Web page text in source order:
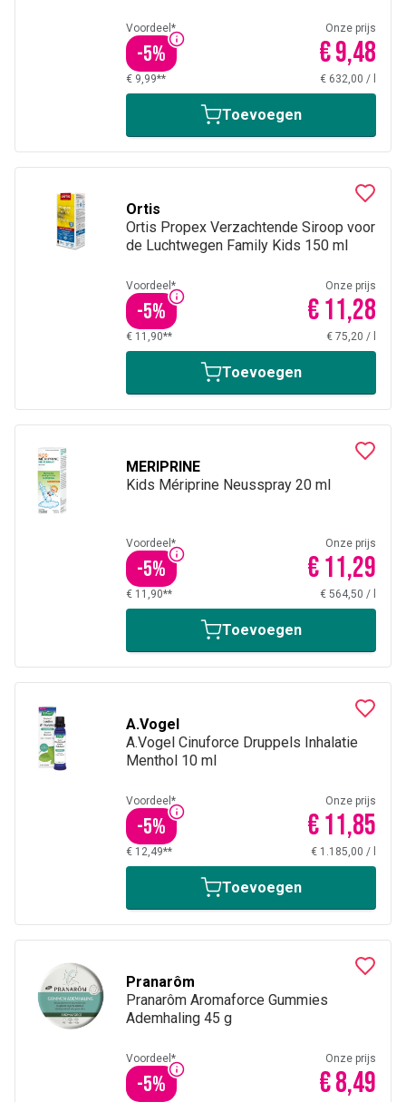
Voordeel*
-5%
Onze prijs
€ 9,48
€ 9,99** € 632,00 /
Toevoegen
Ortis
Ortis Propex Verzachtende Siroop voor
de Luchtwegen Family Kids 150 ml
Voordeel*
-5%
Onze prijs
€ 11,28
€ 11,90** € 75,20 /
Toevoegen
MERIPRINE
Kids Mériprine Neusspray 20 ml
Voordeel*
-5%
Onze prijs
€ 11,29
€ 11,90** € 564,50 /
Toevoegen
A.Vogel
A.Vogel Cinuforce Druppels Inhalatie
Menthol 10 ml
Voordeel*
-5%
Onze prijs
€ 11,85
€ 12,49** € 1.185,00 /
Toevoegen
Pranarôm
Pranarôm Aromaforce Gummies
Ademhaling 45 g
Voordeel*
-5%
Onze prijs
€ 8,49